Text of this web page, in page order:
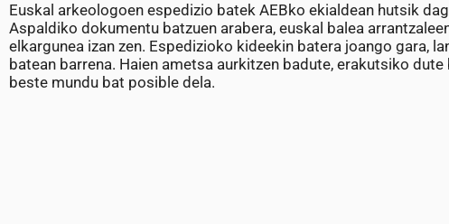
Euskal arkeologoen espedizio batek AEBko ekialdean hutsik
Aspaldiko dokumentu batzuen arabera, euskal balea
elkargunea izan zen. Espedizioko kideekin batera joango gara,
batean barrena. Haien ametsa aurkitzen badute, erakutsiko
beste mundu bat posible dela.